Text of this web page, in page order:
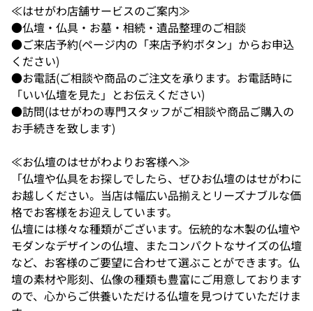
≪はせがわ店舗サービスのご案内≫
●仏壇・仏具・お墓・相続・遺品整理のご相談
●ご来店予約(ページ内の「来店予約ボタン」からお申込
ください)
●お電話(ご相談や商品のご注文を承ります。お電話時に
「いい仏壇を見た」とお伝えください)
●訪問(はせがわの専門スタッフがご相談や商品ご購入の
お手続きを致します)
≪お仏壇のはせがわよりお客様へ≫
「仏壇や仏具をお探しでしたら、ぜひお仏壇のはせがわに
お越しください。当店は幅広い品揃えとリーズナブルな価
格でお客様をお迎えしています。
仏壇には様々な種類がございます。伝統的な木製の仏壇や
モダンなデザインの仏壇、またコンパクトなサイズの仏壇
など、お客様のご要望に合わせて選ぶことができます。仏
壇の素材や彫刻、仏像の種類も豊富にご用意しております
ので、心からご供養いただける仏壇を見つけていただけま